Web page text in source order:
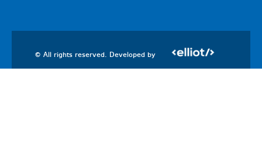
© All rights reserved. Developed by